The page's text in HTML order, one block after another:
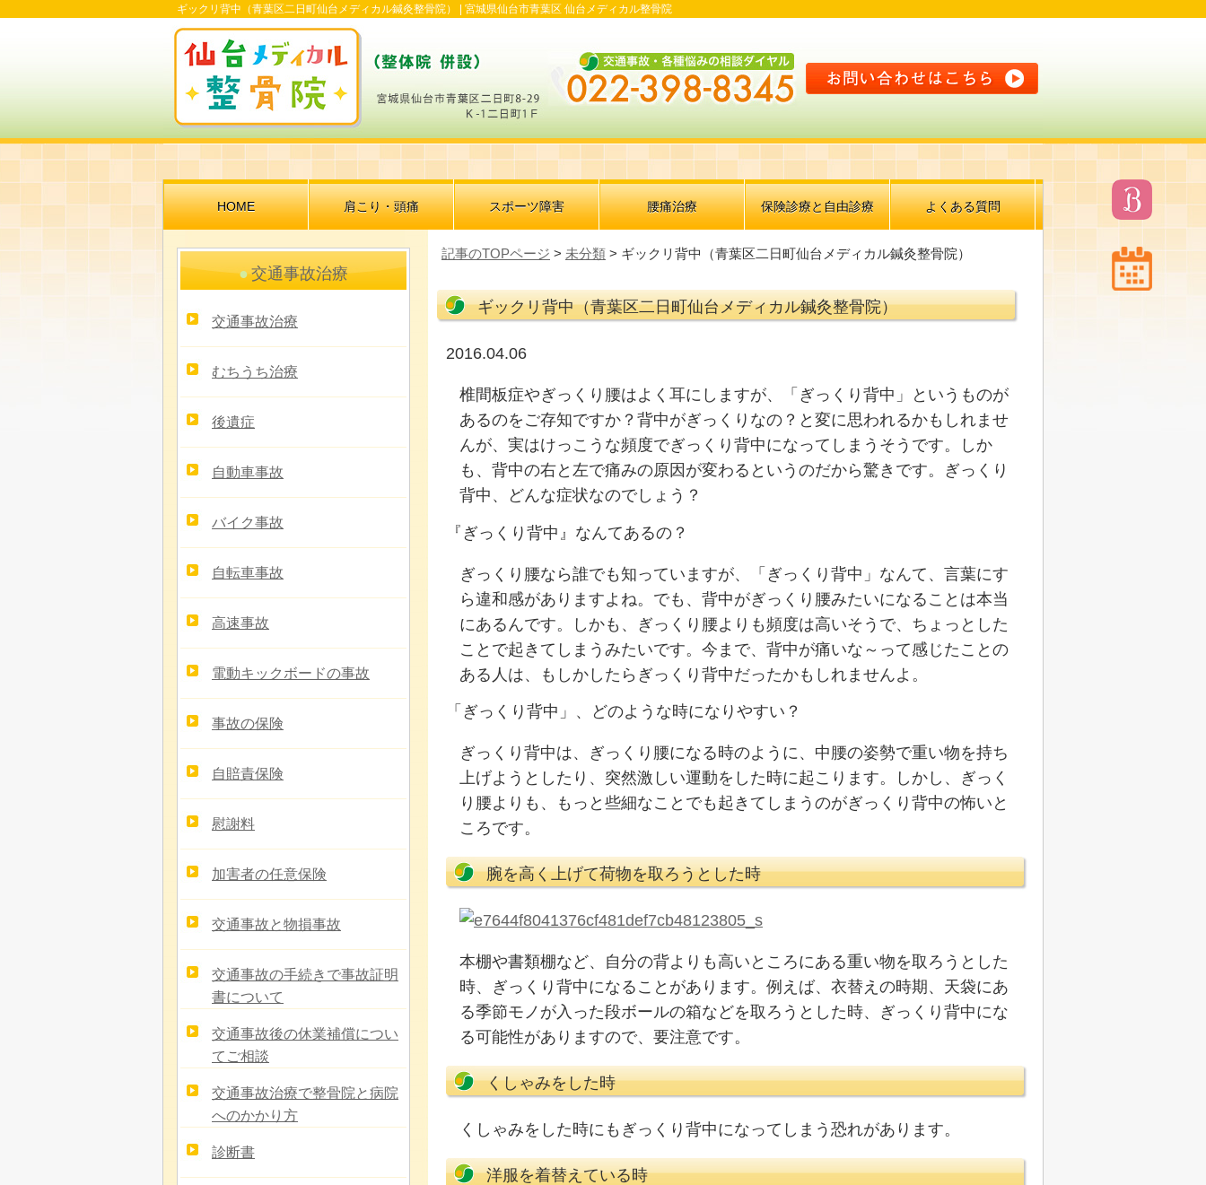
ギックリ背中（青葉区二日町仙台メディカル鍼灸整骨院） | 宮城県仙台市青葉区 仙台メディカル整骨院
HOME 肩こり・頭痛 スポーツ障害 腰痛治療 保険診療と自由診療 よくある質問
記事のTOPページ > 未分類 > ギックリ背中（青葉区二日町仙台メディカル鍼灸整骨院）
ギックリ背中（青葉区二日町仙台メディカル鍼灸整骨院）
2016.04.06
椎間板症やぎっくり腰はよく耳にしますが、「ぎっくり背中」というものが
あるのをご存知ですか？背中がぎっくりなの？と変に思われるかもしれませ
んが、実はけっこうな頻度でぎっくり背中になってしまうそうです。しか
も、背中の右と左で痛みの原因が変わるというのだから驚きです。ぎっくり
背中、どんな症状なのでしょう？
『ぎっくり背中』なんてあるの？
ぎっくり腰なら誰でも知っていますが、「ぎっくり背中」なんて、言葉にす
ら違和感がありますよね。でも、背中がぎっくり腰みたいになることは本当
にあるんです。しかも、ぎっくり腰よりも頻度は高いそうで、ちょっとした
ことで起きてしまうみたいです。今まで、背中が痛いな～って感じたことの
ある人は、もしかしたらぎっくり背中だったかもしれませんよ。
「ぎっくり背中」、どのような時になりやすい？
ぎっくり背中は、ぎっくり腰になる時のように、中腰の姿勢で重い物を持ち
上げようとしたり、突然激しい運動をした時に起こります。しかし、ぎっく
り腰よりも、もっと些細なことでも起きてしまうのがぎっくり背中の怖いと
ころです。
腕を高く上げて荷物を取ろうとした時
本棚や書類棚など、自分の背よりも高いところにある重い物を取ろうとした
時、ぎっくり背中になることがあります。例えば、衣替えの時期、天袋にあ
る季節モノが入った段ボールの箱などを取ろうとした時、ぎっくり背中にな
る可能性がありますので、要注意です。
くしゃみをした時
くしゃみをした時にもぎっくり背中になってしまう恐れがあります。
洋服を着替えている時
交通事故治療
交通事故治療
むちうち治療
後遺症
自動車事故
バイク事故
自転車事故
高速事故
電動キックボードの事故
事故の保険
自賠責保険
慰謝料
加害者の任意保険
交通事故と物損事故
交通事故の手続きで事故証明
書について
交通事故後の休業補償につい
てご相談
交通事故治療で整骨院と病院
へのかかり方
診断書